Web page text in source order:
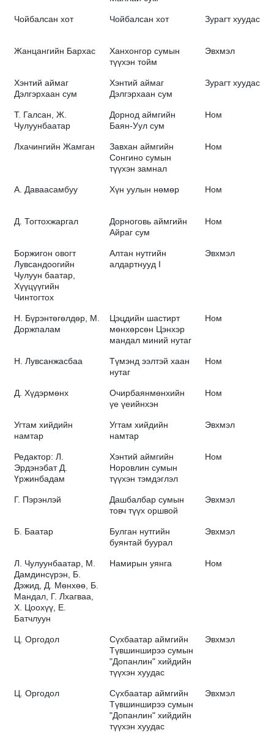
Чойбалсан хот Чойбалсан хот Зурагт хуудас
Жанцангийн Бархас
Ханхонгор сумын
түүхэн тойм
Эвхмэл
Хэнтий аймаг
Дэлгэрхаан сум
Хэнтий аймаг
Дэлгэрхаан сум
Зурагт хуудас
Т. Галсан, Ж.
Чулуунбаатар
Дорнод аймгийн
Баян-Уул сум
Ном
Лхачингийн Жамган
Завхан аймгийн
Сонгино сумын
түүхэн замнал
Ном
А. Даваасамбуу Хүн уулын нөмөр Ном
Д. Тогтохжаргал
Дорноговь аймгийн
Айраг сум
Ном
Боржигон овогт
Лувсандоогийн
Чулуун баатар,
Хүүцүүгийн
Чинтогтох
Алтан нутгийн
алдартнууд I
Эвхмэл
Н. Бүрэнтөгөлдөр, М.
Доржпалам
Цэцдийн шастирт
мөнхөрсөн Цэнхэр
мандал миний нутаг
Ном
Н. Лувсанжасбаа
Түмэнд ээлтэй хаан
нутаг
Ном
Д. Хүдэрмөнх
Очирбаянмөнхийн
үе үеийнхэн
Ном
Угтам хийдийн
намтар
Угтам хийдийн
намтар
Эвхмэл
Редактор: Л.
Эрдэнэбат Д.
Үржинбадам
Хэнтий аймгийн
Норовлин сумын
түүхэн тэмдэглэл
Ном
Г. Пэрэнлэй
Дашбалбар сумын
товч түүх оршвой
Эвхмэл
Б. Баатар
Булган нутгийн
буянтай буурал
Эвхмэл
Л. Чулуунбаатар, М.
Дамдинсүрэн, Б.
Дэжид, Д. Мөнхөө, Б.
Мандал, Г. Лхагваа,
Х. Цоохүү, Е.
Батчлуун
Намирын уянга Ном
Ц. Оргодол
Сүхбаатар аймгийн
Түвшинширээ сумын
"Допанлин" хийдийн
түүхэн хуудас
Эвхмэл
Ц. Оргодол
Сүхбаатар аймгийн
Түвшинширээ сумын
"Допанлин" хийдийн
түүхэн хуудас
Эвхмэл